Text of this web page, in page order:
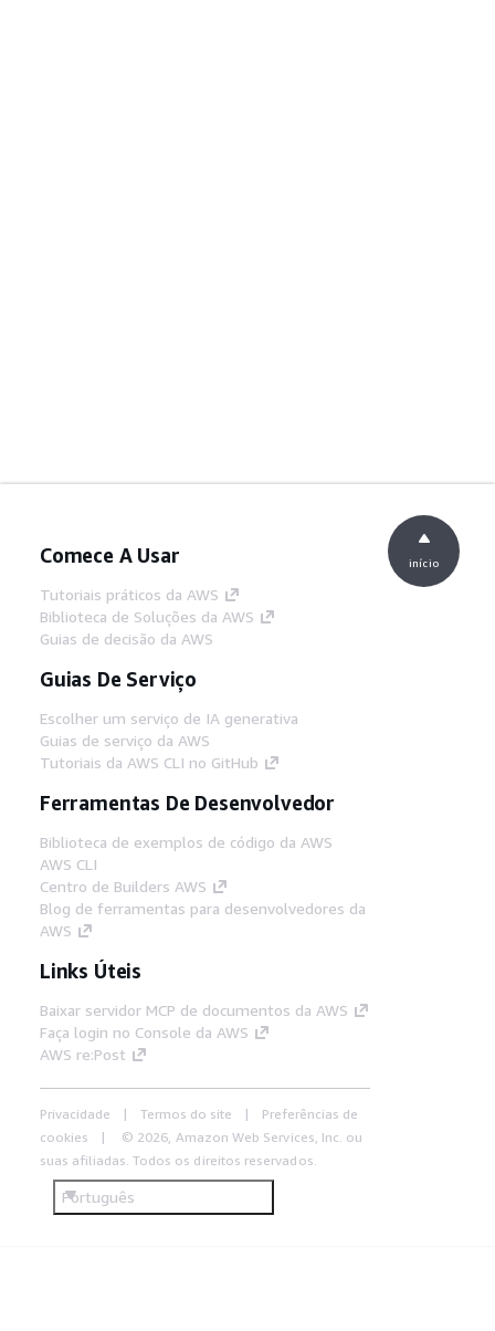
Comece A Usar
Tutoriais práticos da AWS
Biblioteca de Soluções da AWS
Guias de decisão da AWS
Guias De Serviço
Escolher um serviço de IA generativa
Guias de serviço da AWS
Tutoriais da AWS CLI no GitHub
Ferramentas De Desenvolvedor
Biblioteca de exemplos de código da AWS
AWS CLI
Centro de Builders AWS
Blog de ferramentas para desenvolvedores da
AWS
Links Úteis
Baixar servidor MCP de documentos da AWS
Faça login no Console da AWS
AWS re:Post
Privacidade Termos do site
Preferências de
cookies
© 2026, Amazon Web Services, Inc. ou
suas afiliadas. Todos os direitos reservados.
Português
início